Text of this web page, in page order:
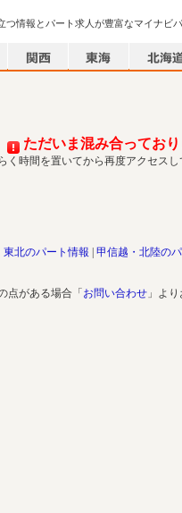
つ情報とパート求人が豊富なマイナビ
ただいま混み合っており
く時間を置いてから再度アクセスし
東北のパート情報 甲信越・北陸の
点がある場合「 お問い合わせ 」よ